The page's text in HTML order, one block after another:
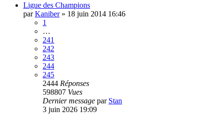
Ligue des Champions
parKaniber» 18 juin 2014 16:46
1
…
241
242
243
244
245
2444 Réponses
598807 Vues
Dernier message par Stan
3 juin 2026 19:09